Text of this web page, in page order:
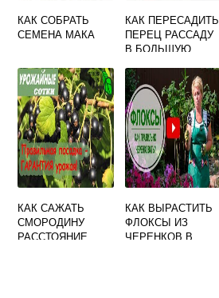
КАК СОБРАТЬ
СЕМЕНА МАКА
КАК ПЕРЕСАДИТЬ
ПЕРЕЦ РАССАДУ
В БОЛЬШУЮ
КАК САЖАТЬ
СМОРОДИНУ
РАССТОЯНИЕ
КАК ВЫРАСТИТЬ
ФЛОКСЫ ИЗ
ЧЕРЕНКОВ В